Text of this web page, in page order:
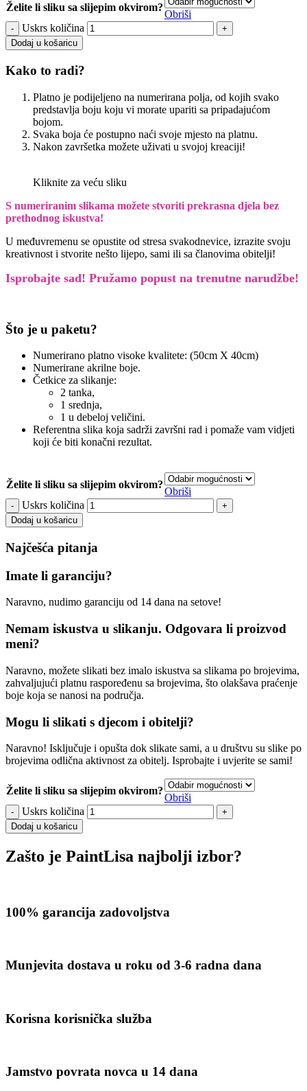
Želite li sliku sa slijepim okvirom?
Obriši
Uskrs količina
Dodaj u košaricu
Kako to radi?
Platno je podijeljeno na numerirana polja, od kojih svako
predstavlja boju koju vi morate upariti sa pripadajućom
bojom.
Svaka boja će postupno naći svoje mjesto na platnu.
Nakon završetka možete uživati u svojoj kreaciji!
Kliknite za veću sliku
S numeriranim slikama možete stvoriti prekrasna djela bez
prethodnog iskustva!
U međuvremenu se opustite od stresa svakodnevice, izrazite svoju
kreativnost i stvorite nešto lijepo, sami ili sa članovima obitelji!
Isprobajte sad! Pružamo popust na trenutne narudžbe!
Što je u paketu?
Numerirano platno visoke kvalitete: (50cm X 40cm)
Numerirane akrilne boje.
Četkice za slikanje:
2 tanka,
1 srednja,
1 u debeloj veličini.
Referentna slika koja sadrži završni rad i pomaže vam vidjeti
koji će biti konačni rezultat.
Želite li sliku sa slijepim okvirom?
Obriši
Uskrs količina
Dodaj u košaricu
Najčešća pitanja
Imate li garanciju?
Naravno, nudimo garanciju od 14 dana na setove!
Nemam iskustva u slikanju. Odgovara li proizvod
meni?
Naravno, možete slikati bez imalo iskustva sa slikama po brojevima,
zahvaljujući platnu raspoređenu sa brojevima, što olakšava praćenje
boje koja se nanosi na područja.
Mogu li slikati s djecom i obitelji?
Naravno! Isključuje i opušta dok slikate sami, a u društvu su slike po
brojevima odlična aktivnost za obitelj. Isprobajte i uvjerite se sami!
Želite li sliku sa slijepim okvirom?
Obriši
Uskrs količina
Dodaj u košaricu
Zašto je PaintLisa najbolji izbor?
100% garancija zadovoljstva
Munjevita dostava u roku od 3-6 radna dana
Korisna korisnička služba
Jamstvo povrata novca u 14 dana